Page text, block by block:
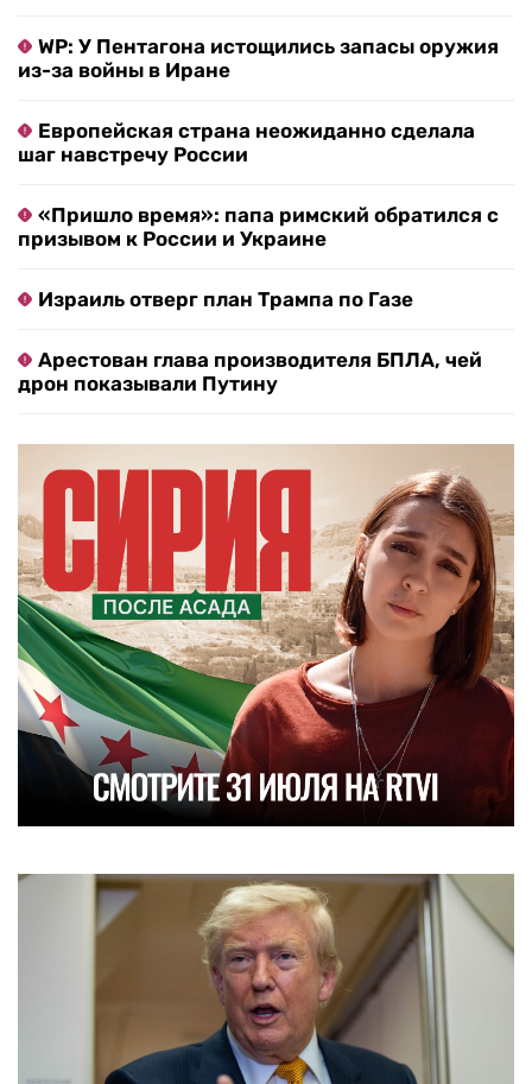
WP: У Пентагона истощились запасы оружия
из-за войны в Иране
Европейская страна неожиданно сделала
шаг навстречу России
«Пришло время»: папа римский обратился с
призывом к России и Украине
Израиль отверг план Трампа по Газе
Арестован глава производителя БПЛА, чей
дрон показывали Путину